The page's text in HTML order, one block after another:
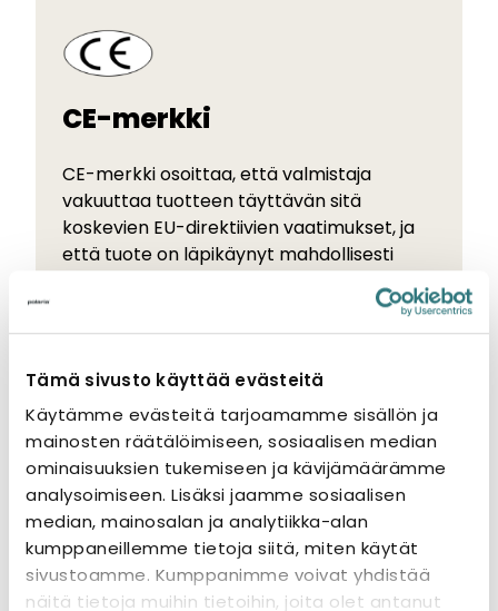
Tämä sivusto käyttää evästeitä
Käytämme evästeitä tarjoamamme sisällön ja
mainosten räätälöimiseen, sosiaalisen median
ominaisuuksien tukemiseen ja kävijämäärämme
analysoimiseen. Lisäksi jaamme sosiaalisen
median, mainosalan ja analytiikka-alan
kumppaneillemme tietoja siitä, miten käytät
sivustoamme. Kumppanimme voivat yhdistää
näitä tietoja muihin tietoihin, joita olet antanut
CE-merkki
CE-merkki osoittaa, että valmistaja
vakuuttaa tuotteen täyttävän sitä
koskevien EU-direktiivien vaatimukset, ja
että tuote on läpikäynyt mahdollisesti
Tutustu myös